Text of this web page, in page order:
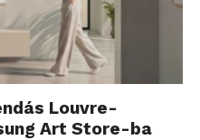
Louvre-
Art Store-ba